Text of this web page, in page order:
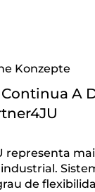
Konzepte
Continua A
representa
de